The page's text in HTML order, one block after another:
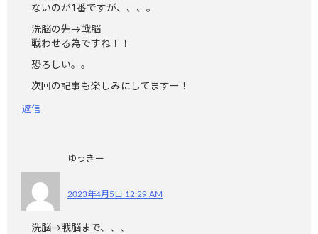
ないのが1番ですが、、、。
洗脳の先→戦脳
戦わせる為ですね！！
恐ろしい。。
次回の記事も楽しみにしてますー！
返信
ゆっきー
2023年4月5日 12:29 AM
洗脳→戦脳まで、、、